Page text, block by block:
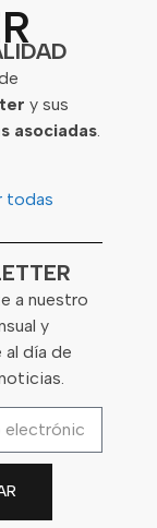
y sus
asociadas.
todas
a nuestro
y
al día de